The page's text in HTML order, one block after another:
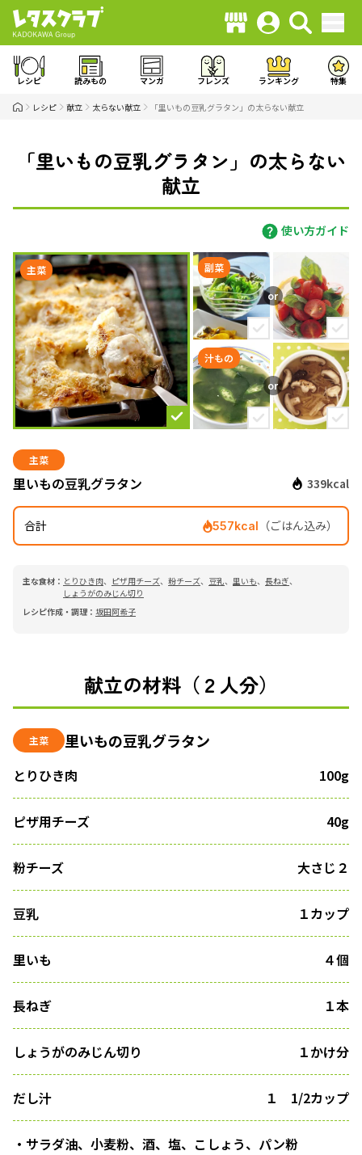
レシピ 読みもの マンガ フレンズ ランキング 特集
レシピ 献立 太らない献立 「里いもの豆乳グラタン」の太らない献立
「里いもの豆乳グラタン」の太らない
献立
使い方ガイド
主菜 副菜
汁もの
主菜
里いもの豆乳グラタン 339kcal
合計 557kcal （ごはん込み）
主な食材： とりひき肉、 ピザ用チーズ、 粉チーズ、 豆乳、 里いも、 長ねぎ、
しょうがのみじん切り
レシピ作成・調理： 坂田阿希子
献立の材料（２人分）
主菜 里いもの豆乳グラタン
とりひき肉 100g
ピザ用チーズ 40g
粉チーズ 大さじ２
豆乳 １カップ
里いも ４個
長ねぎ １本
しょうがのみじん切り １かけ分
だし汁 １ 1/2カップ
・サラダ油、小麦粉、酒、塩、こしょう、パン粉